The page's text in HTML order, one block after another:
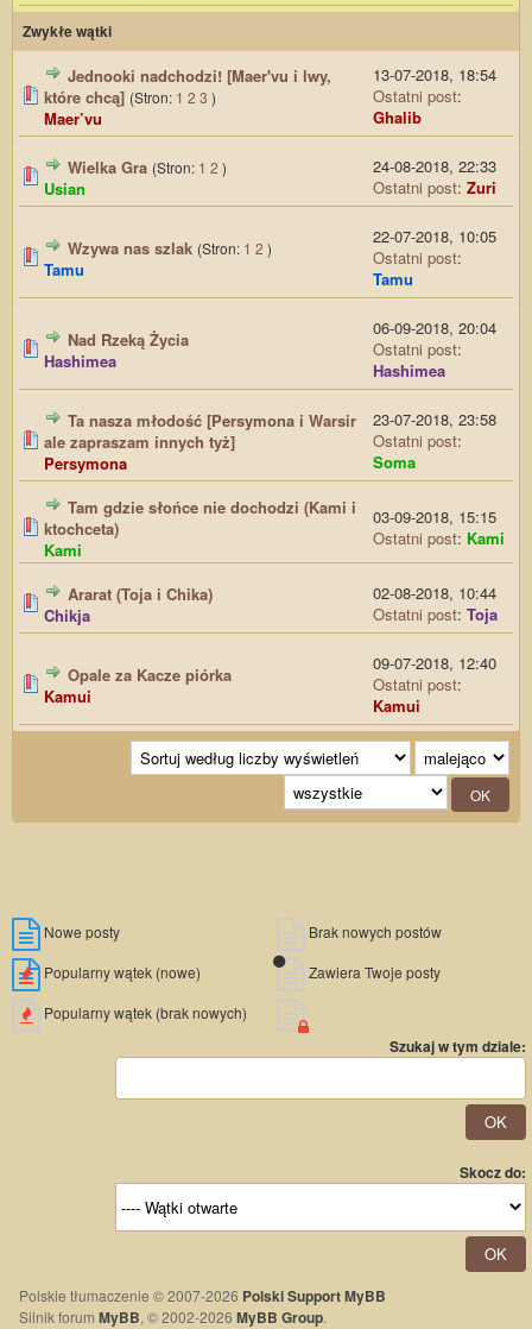
Zwykłe wątki
Jednooki nadchodzi! [Maer'vu i lwy,
które chcą] (Stron: 1 2 3 )
Maer’vu
13-07-2018, 18:54
Ostatni post:
Ghalib
Wielka Gra (Stron: 1 2 )
Usian
24-08-2018, 22:33
Ostatni post: Zuri
Wzywa nas szlak (Stron: 1 2 )
Tamu
22-07-2018, 10:05
Ostatni post:
Tamu
Nad Rzeką Życia
Hashimea
06-09-2018, 20:04
Ostatni post:
Hashimea
Ta nasza młodość [Persymona i Warsir
ale zapraszam innych tyż]
Persymona
23-07-2018, 23:58
Ostatni post:
Soma
Tam gdzie słońce nie dochodzi (Kami i
ktochceta)
Kami
03-09-2018, 15:15
Ostatni post: Kami
Ararat (Toja i Chika)
Chikja
02-08-2018, 10:44
Ostatni post: Toja
Opale za Kacze piórka
Kamui
09-07-2018, 12:40
Ostatni post:
Kamui
Nowe posty
Popularny wątek (nowe)
Popularny wątek (brak nowych)
Brak nowych postów
Zawiera Twoje posty
Szukaj w tym dziale:
Skocz do:
Polskie tłumaczenie © 2007-2026 Polski Support MyBB
Silnik forum MyBB, © 2002-2026 MyBB Group.